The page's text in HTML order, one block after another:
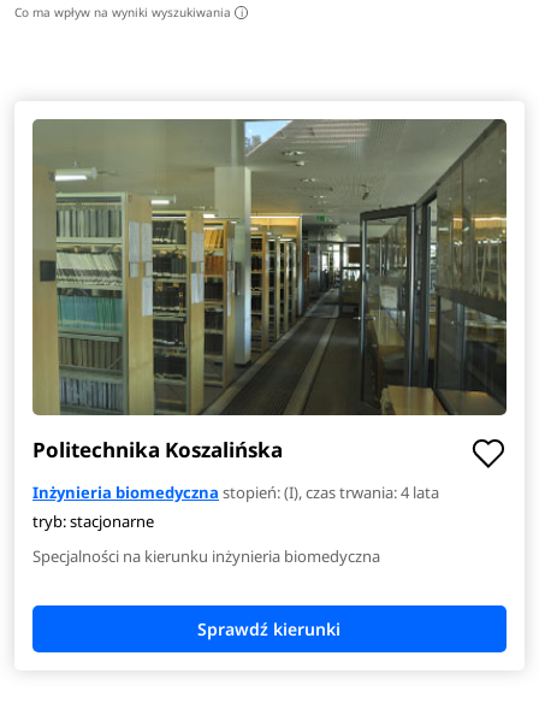
Co ma wpływ na wyniki wyszukiwania i
Politechnika Koszalińska
Inżynieria biomedyczna stopień: (I), czas trwania: 4 lata
tryb: stacjonarne
Specjalności na kierunku inżynieria biomedyczna